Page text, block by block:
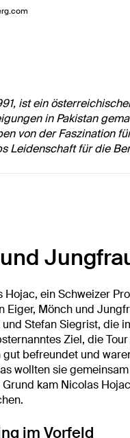
ist ein
in Pakistan
von der Faszination
Leidenschaft für die
Hojac, ein Schweizer
Eiger, Mönch und
Stefan Siegrist, die
Ziel, die
befreundet und
wollten sie
kam Nicolas
im Vorfeld